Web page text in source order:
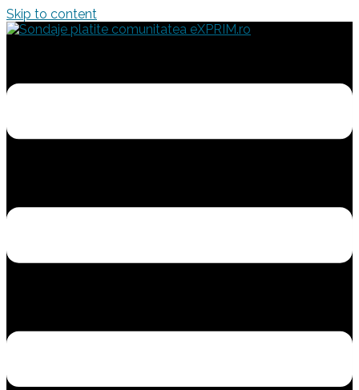
Skip to content